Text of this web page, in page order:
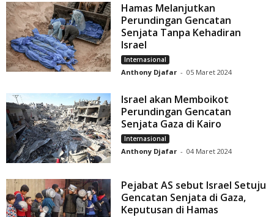
Hamas Melanjutkan
Perundingan Gencatan
Senjata Tanpa Kehadiran
Israel
Internasional
Anthony Djafar - 05 Maret 2024
Israel akan Memboikot
Perundingan Gencatan
Senjata Gaza di Kairo
Internasional
Anthony Djafar - 04 Maret 2024
Pejabat AS sebut Israel Setuju
Gencatan Senjata di Gaza,
Keputusan di Hamas